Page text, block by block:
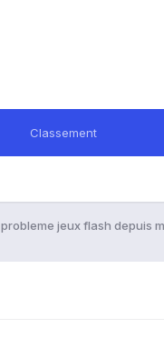
Classement
probleme jeux flash depuis